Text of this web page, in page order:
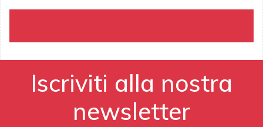
Iscriviti alla nostra
newsletter